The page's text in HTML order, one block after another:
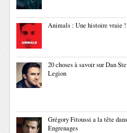
Animals : Une histoire vraie
20 choses à savoir sur Dan
Legion
Grégory Fitoussi a la tête
Engrenages